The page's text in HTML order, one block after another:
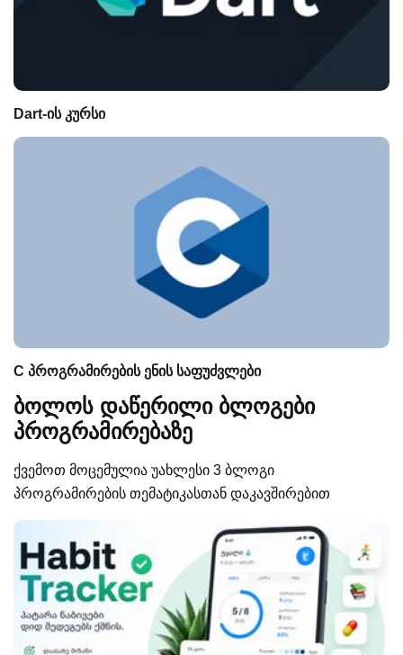
Dart-ის კურსი
C პროგრამირების ენის საფუძვლები
ბოლოს დაწერილი ბლოგები
პროგრამირებაზე
ქვემოთ მოცემულია უახლესი 3 ბლოგი
პროგრამირების თემატიკასთან დაკავშირებით